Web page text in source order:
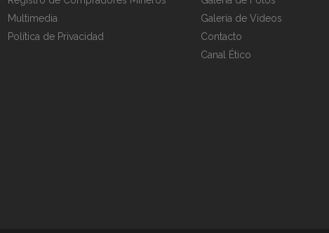
Multimedia
Política de Privacidad
Galería de Videos
Contacto
Canal Ético